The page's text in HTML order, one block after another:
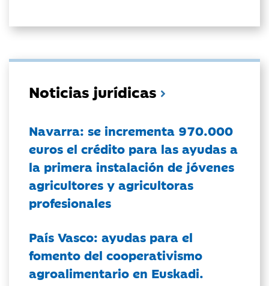
Noticias jurídicas
Navarra: se incrementa 970.000
euros el crédito para las ayudas a
la primera instalación de jóvenes
agricultores y agricultoras
profesionales
País Vasco: ayudas para el
fomento del cooperativismo
agroalimentario en Euskadi.